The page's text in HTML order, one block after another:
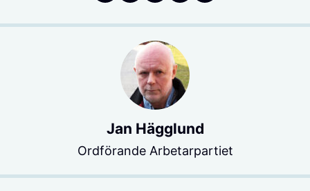
Jan Hägglund
Ordförande Arbetarpartiet